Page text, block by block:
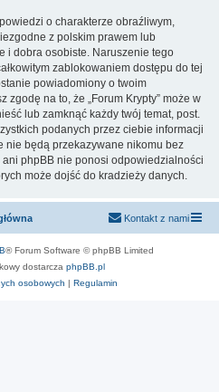
o charakterze obraźliwym,
z polskim prawem lub
i dobra osobiste. Naruszenie tego
zablokowaniem dostępu do tej
powiadomiony o twoim
zgodę na to, że „Forum Krypty” może w
lub zamknąć każdy twój temat, post.
podanych przez ciebie informacji
nie będą przekazywane nikomu bez
ani phpBB nie ponosi odpowiedzialności
może dojść do kradzieży danych.
Kontakt z nami
® Forum Software © phpBB Limited
dostarcza phpBB.pl
osobowych | Regulamin